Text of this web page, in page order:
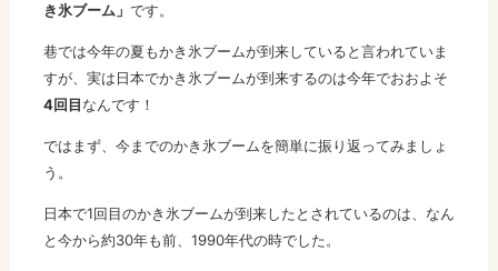
き氷ブーム」 です。
巷では今年の夏もかき氷ブームが到来していると言われていま
すが、実は日本でかき氷ブームが到来するのは今年でおおよそ
4回目なんです！
ではまず、今までのかき氷ブームを簡単に振り返ってみましょ
う。
日本で1回目のかき氷ブームが到来したとされているのは、なん
と今から約30年も前、1990年代の時でした。